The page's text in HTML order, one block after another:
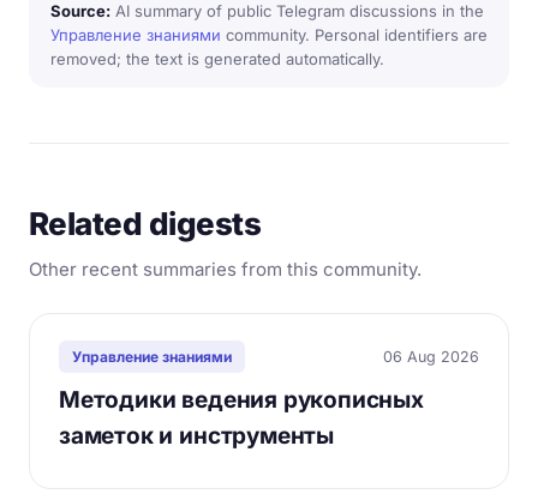
Source: AI summary of public Telegram discussions in the
Управление знаниями community. Personal identifiers are
removed; the text is generated automatically.
Related digests
Other recent summaries from this community.
Управление знаниями 06 Aug 2026
Методики ведения рукописных
заметок и инструменты